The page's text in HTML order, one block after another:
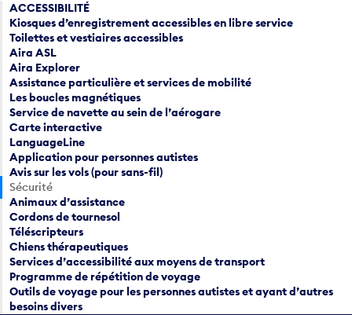
ACCESSIBILITÉ
Kiosques d’enregistrement accessibles en libre service
Toilettes et vestiaires accessibles
Aira ASL
Aira Explorer
Assistance particulière et services de mobilité
Les boucles magnétiques
Service de navette au sein de l’aérogare
Carte interactive
LanguageLine
Application pour personnes autistes
Avis sur les vols (pour sans-fil)
Sécurité
Animaux d’assistance
Cordons de tournesol
Téléscripteurs
Chiens thérapeutiques
Services d’accessibilité aux moyens de transport
Programme de répétition de voyage
Outils de voyage pour les personnes autistes et ayant d’autres
besoins divers